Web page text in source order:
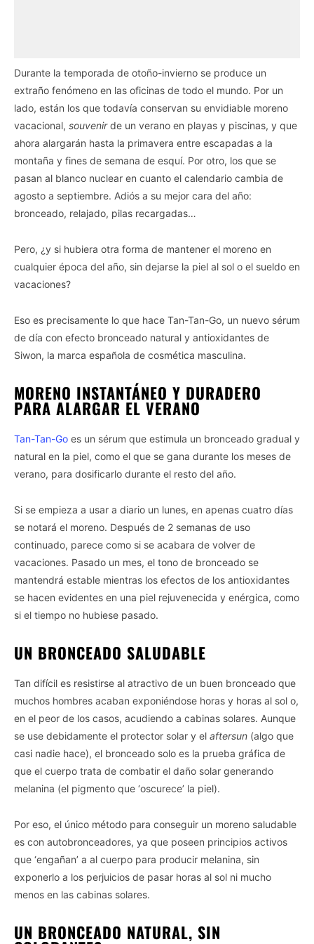
Durante la temporada de otoño-invierno se produce un
extraño fenómeno en las oficinas de todo el mundo. Por un
lado, están los que todavía conservan su envidiable moreno
vacacional, souvenirde un verano en playas y piscinas, y que
ahora alargarán hasta la primavera entre escapadas a la
montaña y fines de semana de esquí. Por otro, los que se
pasan al blanco nuclear en cuanto el calendario cambia de
agosto a septiembre. Adiós a su mejor cara del año:
bronceado, relajado, pilas recargadas…
Pero, ¿y si hubiera otra forma de mantener el moreno en
cualquier época del año, sin dejarse la piel al sol o el sueldo en
vacaciones?
Eso es precisamente lo que hace Tan-Tan-Go, un nuevo sérum
de día con efecto bronceado natural y antioxidantes de
Siwon, la marca española de cosmética masculina.
MORENO INSTANTÁNEO Y DURADERO
PARA ALARGAR EL VERANO
Tan-Tan-Go es un sérum que estimula un bronceado gradual y
natural en la piel, como el que se gana durante los meses de
verano, para dosificarlo durante el resto del año.
Si se empieza a usar a diario un lunes, en apenas cuatro días
se notará el moreno. Después de 2 semanas de uso
continuado, parece como si se acabara de volver de
vacaciones. Pasado un mes, el tono de bronceado se
mantendrá estable mientras los efectos de los antioxidantes
se hacen evidentes en una piel rejuvenecida y enérgica, como
si el tiempo no hubiese pasado.
UN BRONCEADO SALUDABLE
Tan difícil es resistirse al atractivo de un buen bronceado que
muchos hombres acaban exponiéndose horas y horas al sol o,
en el peor de los casos, acudiendo a cabinas solares. Aunque
se use debidamente el protector solar y el aftersun (algo que
casi nadie hace), el bronceado solo es la prueba gráfica de
que el cuerpo trata de combatir el daño solar generando
melanina (el pigmento que ‘oscurece’ la piel).
Por eso, el único método para conseguir un moreno saludable
es con autobronceadores, ya que poseen principios activos
que ‘engañan’ a al cuerpo para producir melanina, sin
exponerlo a los perjuicios de pasar horas al sol ni mucho
menos en las cabinas solares.
UN BRONCEADO NATURAL, SIN